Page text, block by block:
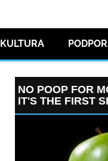
KULTURA
NO POOP FOR
IT'S THE FIRST